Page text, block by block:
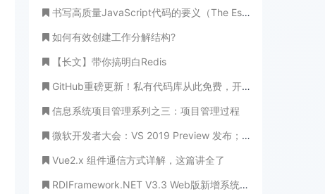
书写高质量JavaScript代码的要义（The Essentials of Writing High Quality JavaScript）翻译
如何有效创建工作分解结构?
【长文】带你搞明白Redis
GitHub重磅更新！私有代码库从此免费，开发者齐夸微软送福利
信息系统项目管理系列之三：项目管理过程
微软开发者大会：VS 2019 Preview 发布；Windows UX 主要技术开源
Vue2.x 组件通信方式详解，这篇讲全了
RDIFramework.NET V3.3 Web版新增系统公告、系统新闻模块方便需要的客户